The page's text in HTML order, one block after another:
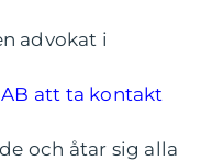
advokat i
att ta kontakt
och åtar sig alla